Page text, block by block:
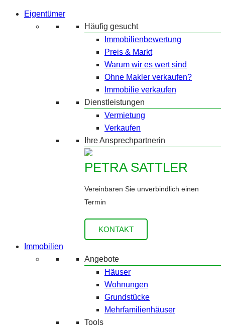
Eigentümer
Häufig gesucht
Immobilienbewertung
Preis & Markt
Warum wir es wert sind
Ohne Makler verkaufen?
Immobilie verkaufen
Dienstleistungen
Vermietung
Verkaufen
Ihre Ansprechpartnerin
PETRA SATTLER
Vereinbaren Sie unverbindlich einen
Termin
KONTAKT
Immobilien
Angebote
Häuser
Wohnungen
Grundstücke
Mehrfamilienhäuser
Tools